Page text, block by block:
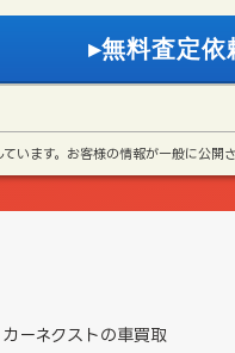
います。お客様の情報が一般に公開
カーネクストの車買取